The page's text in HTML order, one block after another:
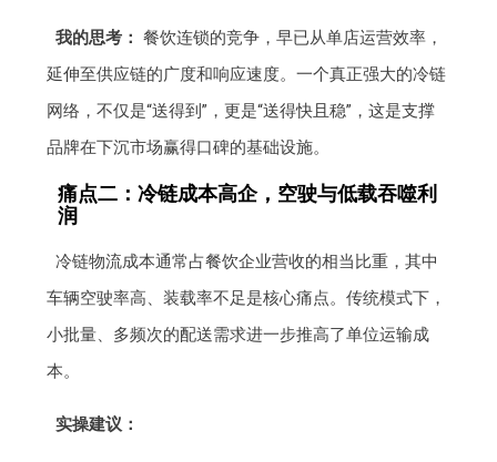
我的思考： 餐饮连锁的竞争，早已从单店运营效率，
延伸至供应链的广度和响应速度。一个真正强大的冷链
网络，不仅是“送得到”，更是“送得快且稳”，这是支撑
品牌在下沉市场赢得口碑的基础设施。
痛点二：冷链成本高企，空驶与低载吞噬利
润
冷链物流成本通常占餐饮企业营收的相当比重，其中
车辆空驶率高、装载率不足是核心痛点。传统模式下，
小批量、多频次的配送需求进一步推高了单位运输成
本。
实操建议：